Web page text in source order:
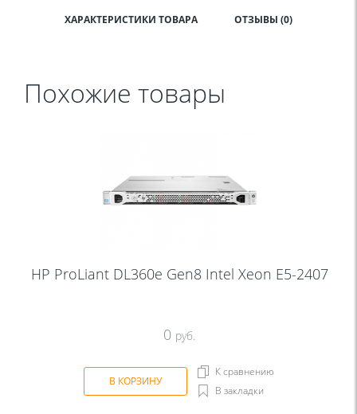
ХАРАКТЕРИСТИКИ ТОВАРА ОТЗЫВЫ (0)
Похожие товары
HP ProLiant DL360e Gen8 Intel Xeon E5-2407
0 руб.
В КОРЗИНУ
К сравнению
В закладки